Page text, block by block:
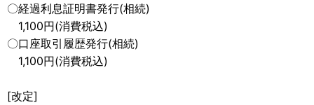
〇経過利息証明書発行(相続)
1,100円(消費税込)
〇口座取引履歴発行(相続)
1,100円(消費税込)
[改定]